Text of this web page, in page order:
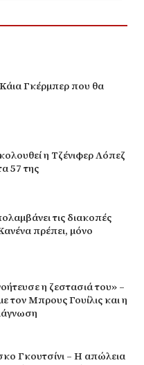
Γκέρμπερ που θα
η Τζένιφερ Λόπεζ
57 της
τις διακοπές
πρέπει, μόνο
η ζεστασιά του» –
τον Μπρους Γουίλις και η
Γκουτσίνι – Η απώλεια